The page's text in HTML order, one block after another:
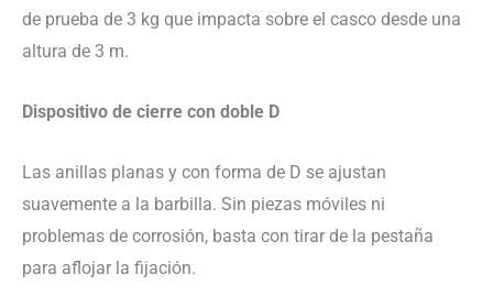
de prueba de 3 kg que impacta sobre el casco desde una
altura de 3 m.
Dispositivo de cierre con doble D
Las anillas planas y con forma de D se ajustan
suavemente a la barbilla. Sin piezas móviles ni
problemas de corrosión, basta con tirar de la pestaña
para aflojar la fijación.